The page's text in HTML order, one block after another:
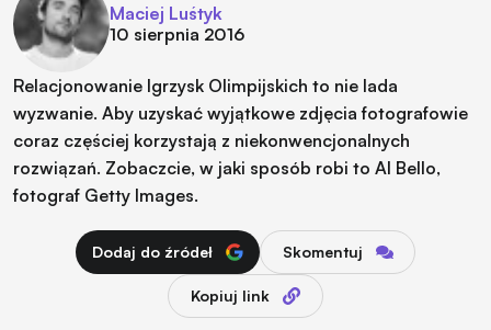
Maciej Luśtyk
10 sierpnia 2016
Relacjonowanie Igrzysk Olimpijskich to nie lada
wyzwanie. Aby uzyskać wyjątkowe zdjęcia fotografowie
coraz częściej korzystają z niekonwencjonalnych
rozwiązań. Zobaczcie, w jaki sposób robi to Al Bello,
fotograf Getty Images.
Dodaj do źródeł Skomentuj
Kopiuj link